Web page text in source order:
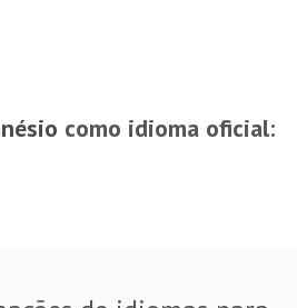
como idioma oficial: